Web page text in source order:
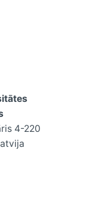
4-220